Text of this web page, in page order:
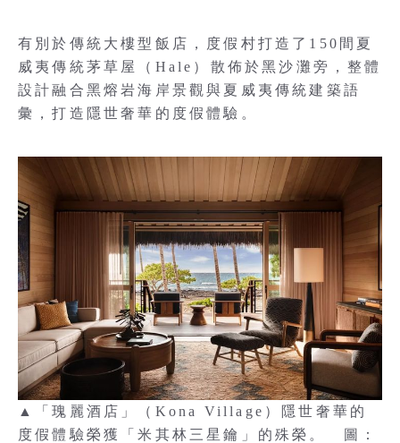
有別於傳統大樓型飯店，度假村打造了150間夏
威夷傳統茅草屋（Hale）散佈於黑沙灘旁，整體
設計融合黑熔岩海岸景觀與夏威夷傳統建築語
彙，打造隱世奢華的度假體驗。
▲「瑰麗酒店」（Kona Village）隱世奢華的
度假體驗榮獲「米其林三星鑰」的殊榮。 圖：